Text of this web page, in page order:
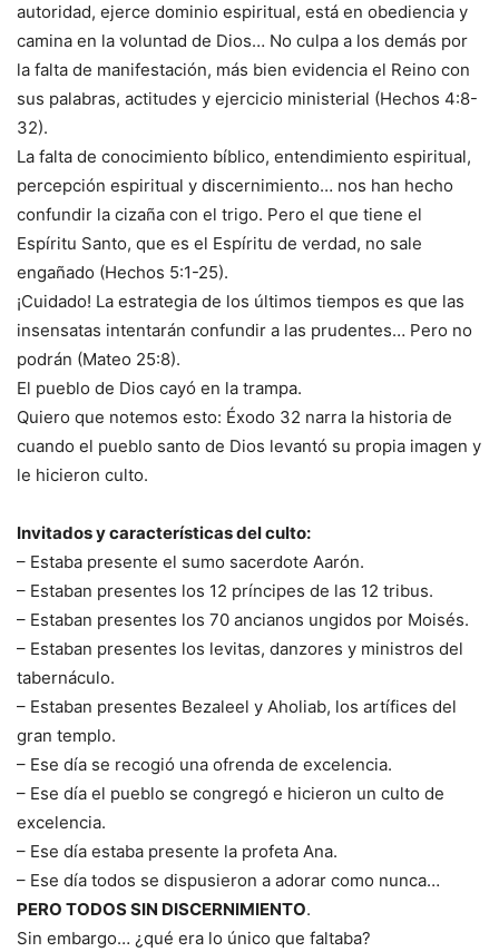
autoridad, ejerce dominio espiritual, está en obediencia y
camina en la voluntad de Dios… No culpa a los demás por
la falta de manifestación, más bien evidencia el Reino con
sus palabras, actitudes y ejercicio ministerial (Hechos 4:8-
32).
La falta de conocimiento bíblico, entendimiento espiritual,
percepción espiritual y discernimiento… nos han hecho
confundir la cizaña con el trigo. Pero el que tiene el
Espíritu Santo, que es el Espíritu de verdad, no sale
engañado (Hechos 5:1-25).
¡Cuidado! La estrategia de los últimos tiempos es que las
insensatas intentarán confundir a las prudentes… Pero no
podrán (Mateo 25:8).
El pueblo de Dios cayó en la trampa.
Quiero que notemos esto: Éxodo 32 narra la historia de
cuando el pueblo santo de Dios levantó su propia imagen y
le hicieron culto.
Invitados y características del culto:
– Estaba presente el sumo sacerdote Aarón.
– Estaban presentes los 12 príncipes de las 12 tribus.
– Estaban presentes los 70 ancianos ungidos por Moisés.
– Estaban presentes los levitas, danzores y ministros del
tabernáculo.
– Estaban presentes Bezaleel y Aholiab, los artífices del
gran templo.
– Ese día se recogió una ofrenda de excelencia.
– Ese día el pueblo se congregó e hicieron un culto de
excelencia.
– Ese día estaba presente la profeta Ana.
– Ese día todos se dispusieron a adorar como nunca…
PERO TODOS SIN DISCERNIMIENTO.
Sin embargo… ¿qué era lo único que faltaba?